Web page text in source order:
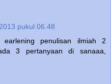
pukul 06.48
penulisan ilmiah 2
3 pertanyaan di sanaaa,